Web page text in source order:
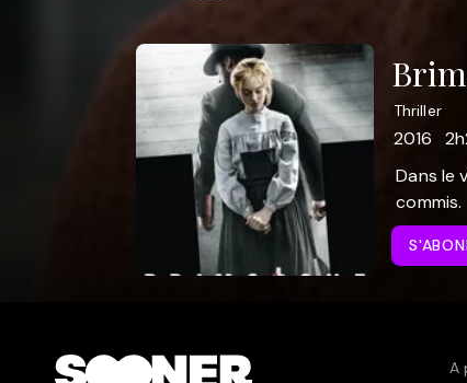
Thriller
2016
Dans le
commis.
A